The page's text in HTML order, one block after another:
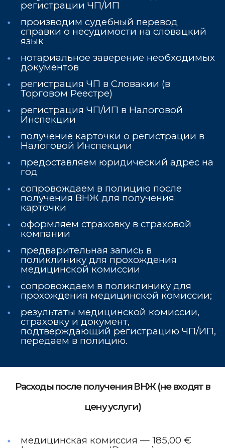
регистрации ЧП/ИП
производим судебный перевод
справки о несудимости на словацкий
язык
нотариальное заверение необходимых
документов
регистрация ЧП в Словакии (в
Торговом Реестре)
регистрация ЧП/ИП в Налоговой
Инспекции
получение карточки о регистрации в
Налоговой Инспекции
предоставляем юридический адрес на
год
сопровождаем в полицию после
получения ВНЖ для получения
карточки
оформляем страховку в страховой
компании
предварительная запись в
поликлинику для прохождения
медицинской комиссии
сопровождаем в поликлинику для
прохождения медицинской комиссии;
результаты медицинской комиссии,
страховку и документ,
подтверждающий регистрацию ЧП/ИП,
передаем в полицию.
Расходы после получения ВНЖ (не входят в
цену услуги)
медицинская комиссия — 185,00 €